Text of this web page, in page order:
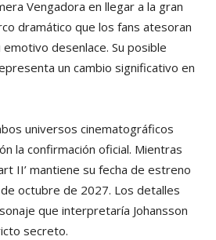
Vengadora en llegar a la gran
dramático que los fans atesoran
desenlace. Su posible
un cambio significativo en
universos cinematográficos
la confirmación oficial. Mientras
II’ mantiene su fecha de estreno
octubre de 2027. Los detalles
que interpretaría Johansson
secreto.